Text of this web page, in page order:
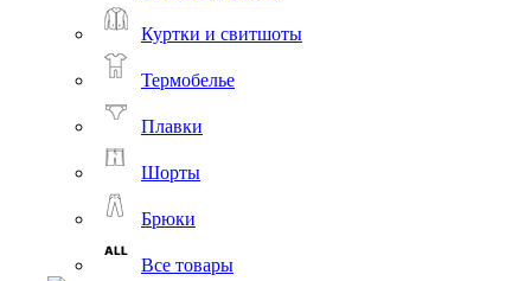
Куртки и свитшоты
Термобелье
Плавки
Шорты
Брюки
Все товары